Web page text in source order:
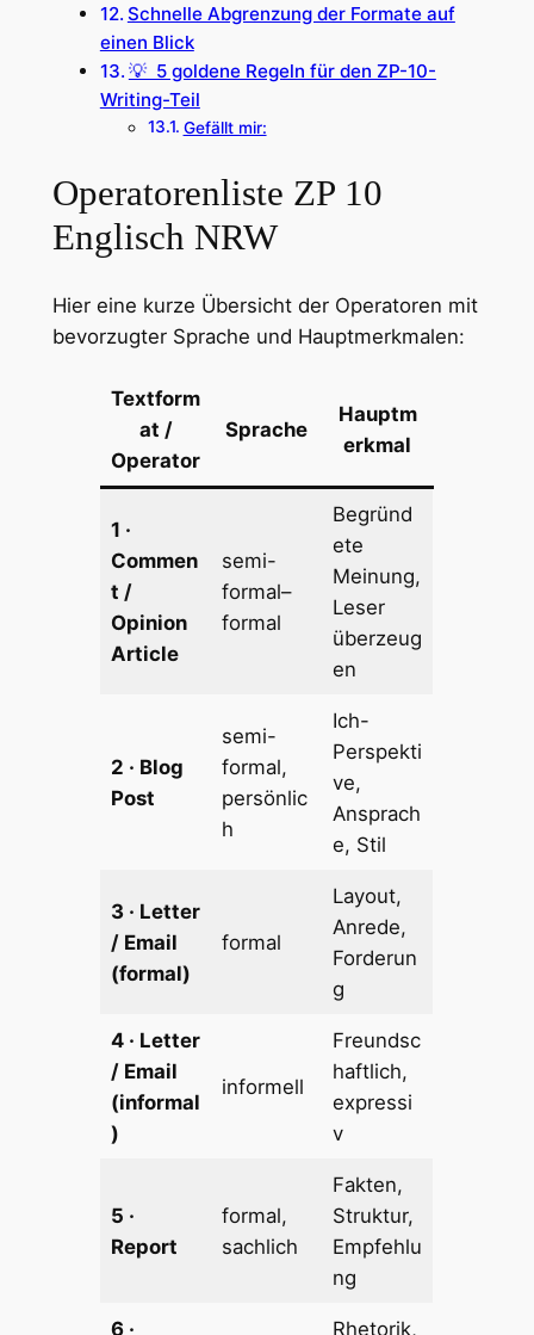
Schnelle Abgrenzung der Formate auf
einen Blick
💡 5 goldene Regeln für den ZP-10-
Writing-Teil
Gefällt mir:
Operatorenliste ZP 10
Englisch NRW
Hier eine kurze Übersicht der Operatoren mit
bevorzugter Sprache und Hauptmerkmalen:
Textform
at /
Operator
Sprache
Hauptm
erkmal
1 ·
Commen
t /
Opinion
Article
semi-
formal–
formal
Begründ
ete
Meinung,
Leser
überzeug
en
2 · Blog
Post
semi-
formal,
persönlic
h
Ich-
Perspekti
ve,
Ansprach
e, Stil
3 · Letter
/ Email
(formal)
formal
Layout,
Anrede,
Forderun
g
4 · Letter
/ Email
(informal
)
informell
Freundsc
haftlich,
expressi
v
5 ·
Report
formal,
sachlich
Fakten,
Struktur,
Empfehlu
ng
6 · Rhetorik,